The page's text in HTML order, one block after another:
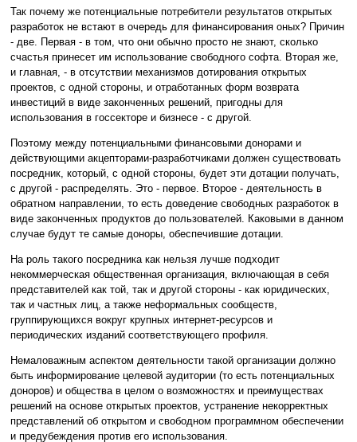
Так почему же потенциальные потребители результатов открытых
разработок не встают в очередь для финансирования оных? Причин
- две. Первая - в том, что они обычно просто не знают, сколько
счастья принесет им использование свободного софта. Вторая же,
и главная, - в отсутствии механизмов дотирования открытых
проектов, с одной стороны, и отработанных форм возврата
инвестиций в виде законченных решений, пригодны для
использования в госсекторе и бизнесе - с другой.
Поэтому между потенциальными финансовыми донорами и
действующими акцепторами-разработчиками должен существовать
посредник, который, с одной стороны, будет эти дотации получать,
с другой - распределять. Это - первое. Второе - деятельность в
обратном направлении, то есть доведение свободных разработок в
виде законченных продуктов до пользователей. Каковыми в данном
случае будут те самые доноры, обеспечившие дотации.
На роль такого посредника как нельзя лучше подходит
некоммерческая общественная организация, включающая в себя
представителей как той, так и другой стороны - как юридических,
так и частных лиц, а также неформальных сообществ,
группирующихся вокруг крупных интернет-ресурсов и
периодических изданий соответствующего профиля.
Немаловажным аспектом деятельности такой организации должно
быть информирование целевой аудитории (то есть потенциальных
доноров) и общества в целом о возможностях и преимуществах
решений на основе открытых проектов, устранение некорректных
представлений об открытом и свободном программном обеспечении
и предубеждения против его использования.